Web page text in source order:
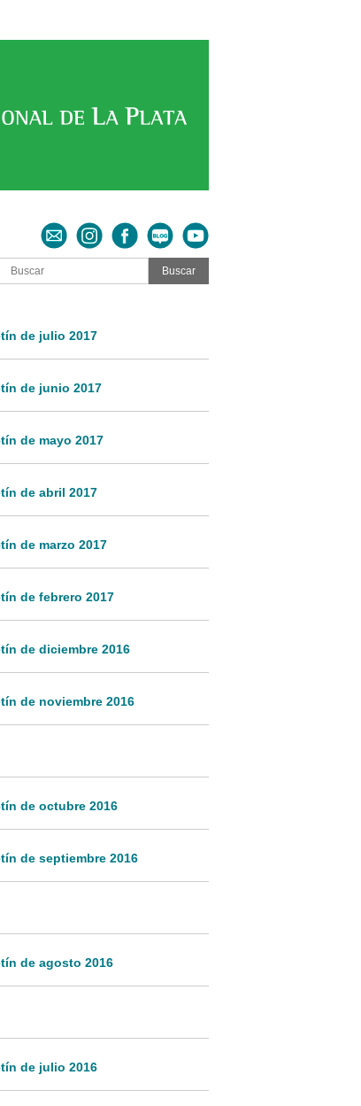
CONTACTOINSTAGRAMFACEBOOK
BLOG YOUTUBE
de julio 2017
de junio 2017
de mayo 2017
de abril 2017
de marzo 2017
de febrero 2017
de diciembre 2016
de noviembre 2016
de octubre 2016
de septiembre 2016
de agosto 2016
de julio 2016